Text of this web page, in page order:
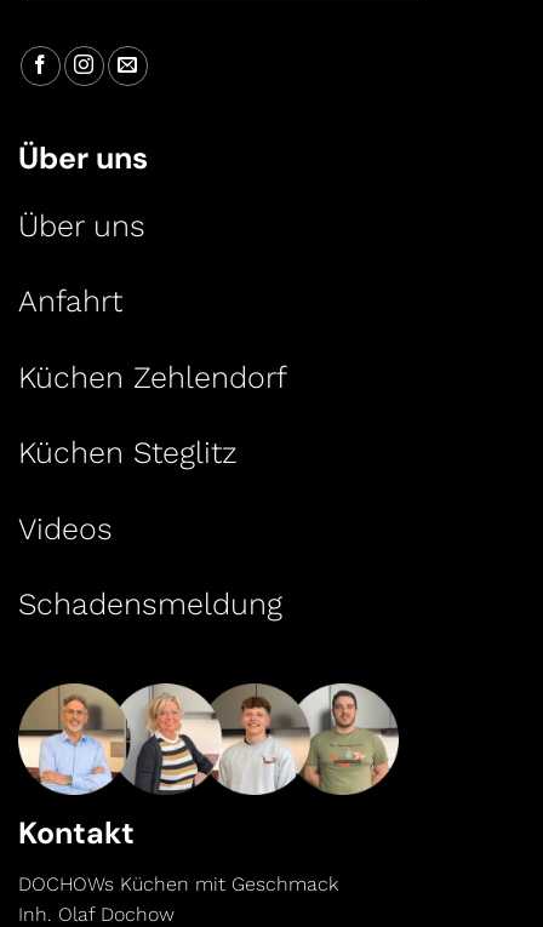
Über uns
Über uns
Anfahrt
Küchen Zehlendorf
Küchen Steglitz
Videos
Schadensmeldung
Kontakt
DOCHOWs Küchen mit Geschmack
Inh. Olaf Dochow